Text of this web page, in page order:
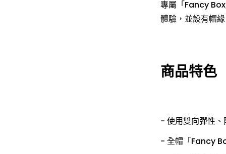
專屬「Fancy
體驗，並設有帽
商品特色
- 使用雙向彈性、
- 全帽「Fancy